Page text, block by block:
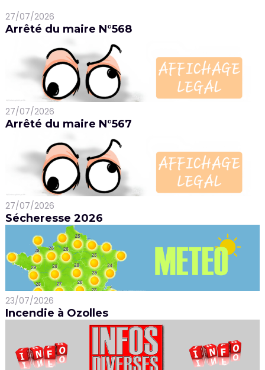
27/07/2026
Arrêté du maire N°568
27/07/2026
Arrêté du maire N°567
27/07/2026
Sécheresse 2026
23/07/2026
Incendie à Ozolles